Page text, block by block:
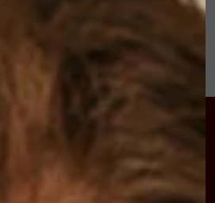
in de buurt van
mijn salon? Ontdek jouw